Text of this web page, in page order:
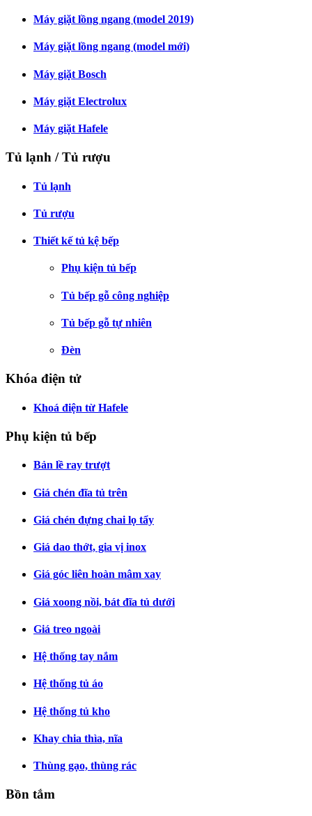
Máy giặt lồng ngang (model 2019)
Máy giặt lồng ngang (model mới)
Máy giặt Bosch
Máy giặt Electrolux
Máy giặt Hafele
Tủ lạnh / Tủ rượu
Tủ lạnh
Tủ rượu
Thiết kế tủ kệ bếp
Phụ kiện tủ bếp
Tủ bếp gỗ công nghiệp
Tủ bếp gỗ tự nhiên
Đèn
Khóa điện tử
Khoá điện từ Hafele
Phụ kiện tủ bếp
Bản lề ray trượt
Giá chén đĩa tủ trên
Giá chén đựng chai lọ tẩy
Giá dao thớt, gia vị inox
Giá góc liên hoàn mâm xay
Giá xoong nồi, bát đĩa tủ dưới
Giá treo ngoài
Hệ thống tay nắm
Hệ thống tủ áo
Hệ thống tủ kho
Khay chia thìa, nĩa
Thùng gạo, thùng rác
Bồn tắm